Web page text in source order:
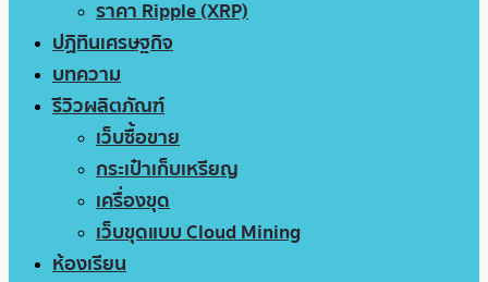
ราคา Ripple (XRP)
ปฏิทินเศรษฐกิจ
บทความ
รีวิวผลิตภัณฑ์
เว็บซื้อขาย
กระเป๋าเก็บเหรียญ
เครื่องขุด
เว็บขุดแบบ Cloud Mining
ห้องเรียน